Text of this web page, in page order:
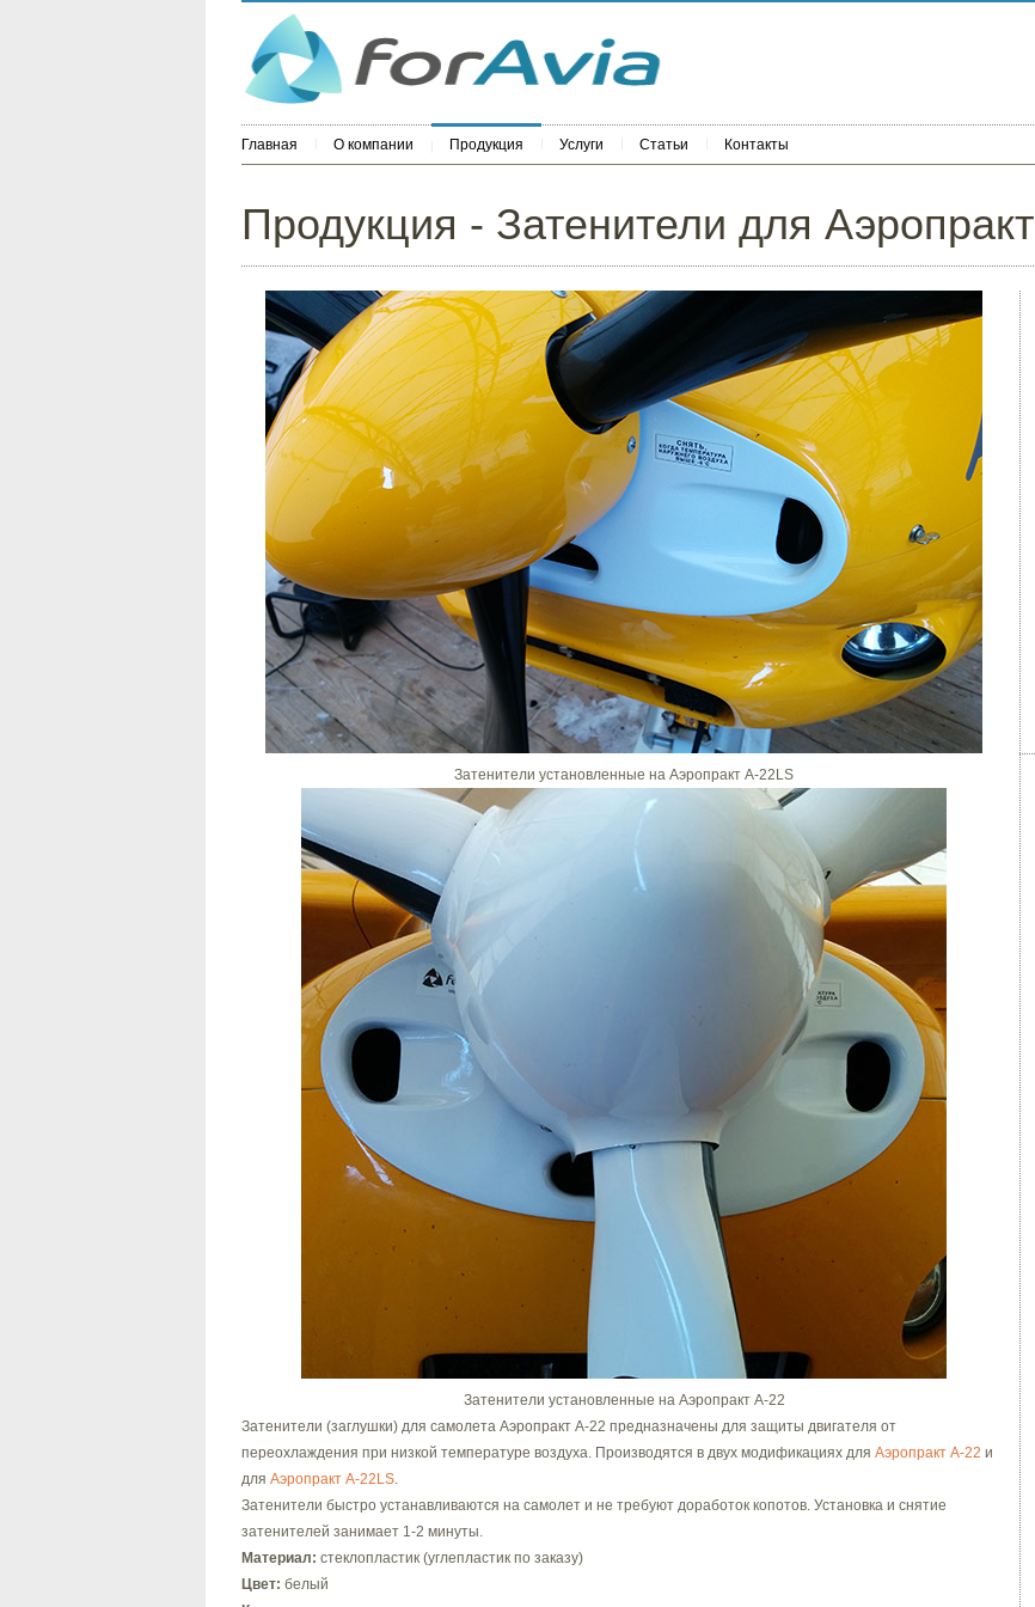
Главная О компании Продукция Услуги Статьи Контакты
Продукция - Затенители для Аэропракт
Затенители установленные на Аэропракт А-22LS
Затенители установленные на Аэропракт А-22
Затенители (заглушки) для самолета Аэропракт А-22 предназначены для защиты двигателя от
переохлаждения при низкой температуре воздуха. Производятся в двух модификациях для Аэропракт А-22 и
для Аэропракт А-22LS.
Затенители быстро устанавливаются на самолет и не требуют доработок копотов. Установка и снятие
затенителей занимает 1-2 минуты.
Материал: стеклопластик (углепластик по заказу)
Цвет: белый